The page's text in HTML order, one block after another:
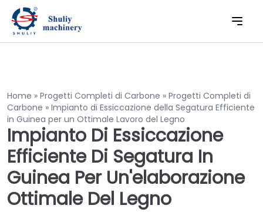
Home » Progetti Completi di Carbone » Progetti Completi di
Carbone » Impianto di Essiccazione della Segatura Efficiente
in Guinea per un Ottimale Lavoro del Legno
Impianto Di Essiccazione
Efficiente Di Segatura In
Guinea Per Un'elaborazione
Ottimale Del Legno